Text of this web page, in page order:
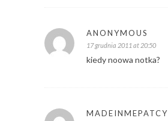
ANONYMOUS
17 grudnia 2011 at 20:50
kiedy noowa notka?
MADEINMEPATCY